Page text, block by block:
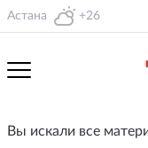
Астана +26
Вы искали все